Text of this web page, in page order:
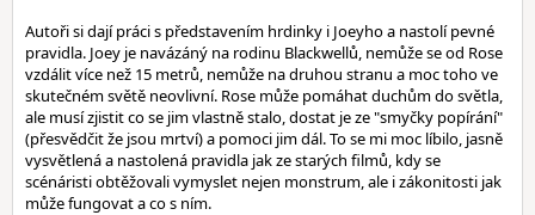
Autoři si dají práci s představením hrdinky i Joeyho a nastolí pevné
pravidla. Joey je navázáný na rodinu Blackwellů, nemůže se od Rose
vzdálit více než 15 metrů, nemůže na druhou stranu a moc toho ve
skutečném světě neovlivní. Rose může pomáhat duchům do světla,
ale musí zjistit co se jim vlastně stalo, dostat je ze "smyčky popírání"
(přesvědčit že jsou mrtví) a pomoci jim dál. To se mi moc líbilo, jasně
vysvětlená a nastolená pravidla jak ze starých filmů, kdy se
scénáristi obtěžovali vymyslet nejen monstrum, ale i zákonitosti jak
může fungovat a co s ním.